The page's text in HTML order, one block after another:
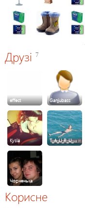
Друзі 7
effect Ganjubass
Kysia T_A_U_R_U_…
Чорненька
Корисне